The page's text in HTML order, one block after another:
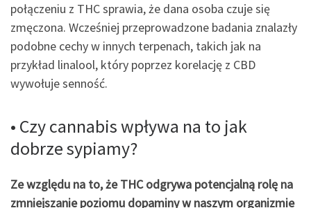
połączeniu z THC sprawia, że dana osoba czuje się
zmęczona. Wcześniej przeprowadzone badania znalazły
podobne cechy w innych terpenach, takich jak na
przykład linalool, który poprzez korelację z CBD
wywołuje senność.
• Czy cannabis wpływa na to jak
dobrze sypiamy?
Ze względu na to, że THC odgrywa potencjalną rolę na
zmniejszanie poziomu dopaminy w naszym organizmie